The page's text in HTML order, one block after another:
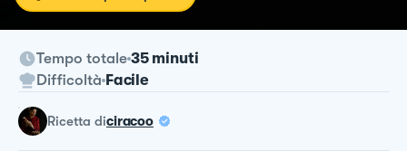
Tempo totale 35 minuti
Difficoltà Facile
ricetta diciracoo